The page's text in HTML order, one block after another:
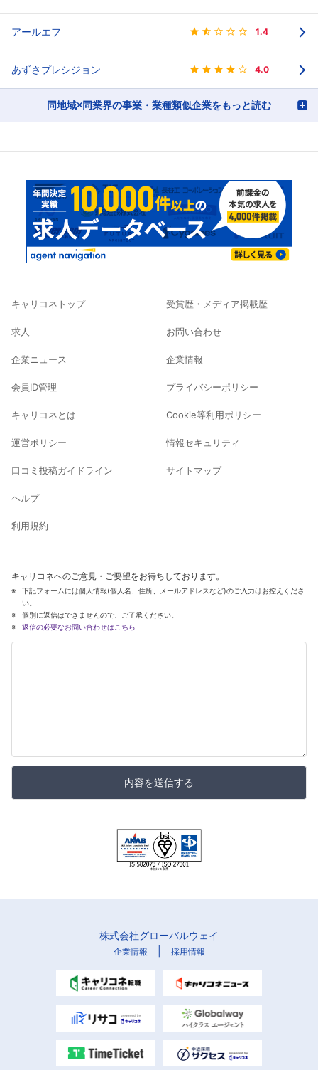
アールエフ 1.4
あずさプレシジョン 4.0
同地域×同業界の事業・業種類似企業をもっと読む
キャリコネトップ
求人
企業ニュース
会員ID管理
キャリコネとは
運営ポリシー
口コミ投稿ガイドライン
ヘルプ
利用規約
受賞歴・メディア掲載歴
お問い合わせ
企業情報
プライバシーポリシー
Cookie等利用ポリシー
情報セキュリティ
サイトマップ
キャリコネへのご意見・ご要望をお待ちしております。
下記フォームには個人情報(個人名、住所、メールアドレスなど)のご入力はお控えくださ
い。
個別に返信はできませんので、ご了承ください。
返信の必要なお問い合わせはこちら
内容を送信する
株式会社グローバルウェイ
企業情報 採用情報